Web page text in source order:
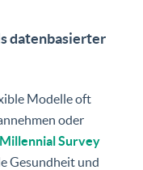
datenbasierter
Modelle oft
oder
Survey
Gesundheit und